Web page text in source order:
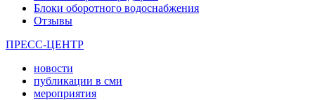
Блоки оборотного водоснабжения
Отзывы
ПРЕСС-ЦЕНТР
новости
публикации в сми
мероприятия